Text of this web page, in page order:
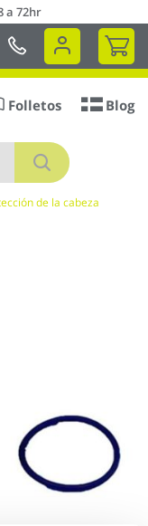
a 72hr
Mi
Buscar
Folletos Blog
de la cabeza